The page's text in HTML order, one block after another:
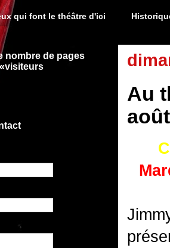
qui font le théâtre d'ici
Au
nombre de pages